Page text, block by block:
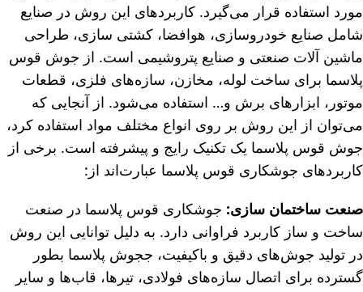
مورد استفاده قرار می‌گیرد. کاربردهای این روش در صنایع
شامل صنایع خودروسازی، هوافضا، کشتی سازی، طراحی
ماشین آلات صنعتی و صنایع پتروشیمی است. از جوش قوس
پلاسما برای ساخت لوله‌، مخازن، سازه‌های فلزی، قطعات
موتور، ابزارهای برش و… استفاده می‌شود. از آنجایی که
می‌توان از این روش بر روی انواع مختلف مواد استفاده کرد،
جوش قوس پلاسما یک تکنیک رایج و پیشرفته است. برخی از
کاربردهای جوشکاری قوس پلاسما عبارت‌اند از:
صنعت ساختمان سازی: جوشکاری قوس پلاسما در صنعت
ساخت و ساز کاربرد فراوانی دارد. به دلیل توانایی این روش
در تولید جوش‌های دقیق و باکیفیت، ججوش پلاسما بطور
گسترده برای اتصال سازه‌های فولادی، تیرها، قاب‌ها و سایر